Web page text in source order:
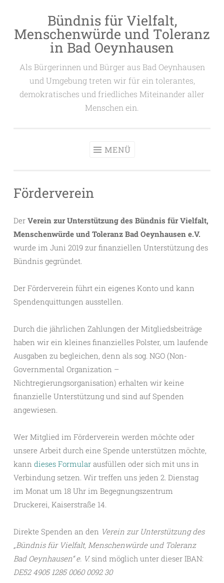
Inhalt
Bündnis für Vielfalt,
Menschenwürde und Toleranz
in Bad Oeynhausen
Als Bürgerinnen und Bürger aus Bad Oeynhausen
und Umgebung treten wir für ein tolerantes,
demokratisches und friedliches Miteinander aller
Menschen ein.
MENÜ
Förderverein
Der Verein zur Unterstützung des Bündnis für Vielfalt,
Menschenwürde und Toleranz Bad Oeynhausen e.V.
wurde im Juni 2019 zur finanziellen Unterstützung des
Bündnis gegründet.
Der Förderverein führt ein eigenes Konto und kann
Spendenquittungen ausstellen.
Durch die jährlichen Zahlungen der Mitgliedsbeiträge
haben wir ein kleines finanzielles Polster, um laufende
Ausgaben zu begleichen, denn als sog. NGO (Non-
Governmental Organization –
Nichtregierungsorganisation) erhalten wir keine
finanzielle Unterstützung und sind auf Spenden
angewiesen.
Wer Mitglied im Förderverein werden möchte oder
unsere Arbeit durch eine Spende unterstützen möchte,
kann dieses Formular ausfüllen oder sich mit uns in
Verbindung setzen. Wir treffen uns jeden 2. Dienstag
im Monat um 18 Uhr im Begegnungszentrum
Druckerei, Kaiserstraße 14.
Direkte Spenden an den Verein zur Unterstützung des
„Bündnis für Vielfalt, Menschenwürde und Toleranz
Bad Oeynhausen“ e. V.sind möglich unter dieser IBAN:
DE52 4905 1285 0060 0092 30